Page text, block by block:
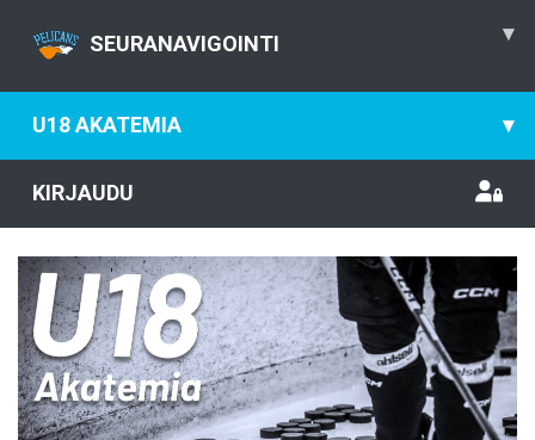
SEURANAVIGOINTI ▾
U18 AKATEMIA ▾
KIRJAUDU